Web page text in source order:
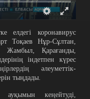
елдегі коронавирус
Тоқаев Нұр-Сұлтан,
Қарағанды,
індетпен күрес
әлеуметтік-
тыңдады.
кеңейтуді,